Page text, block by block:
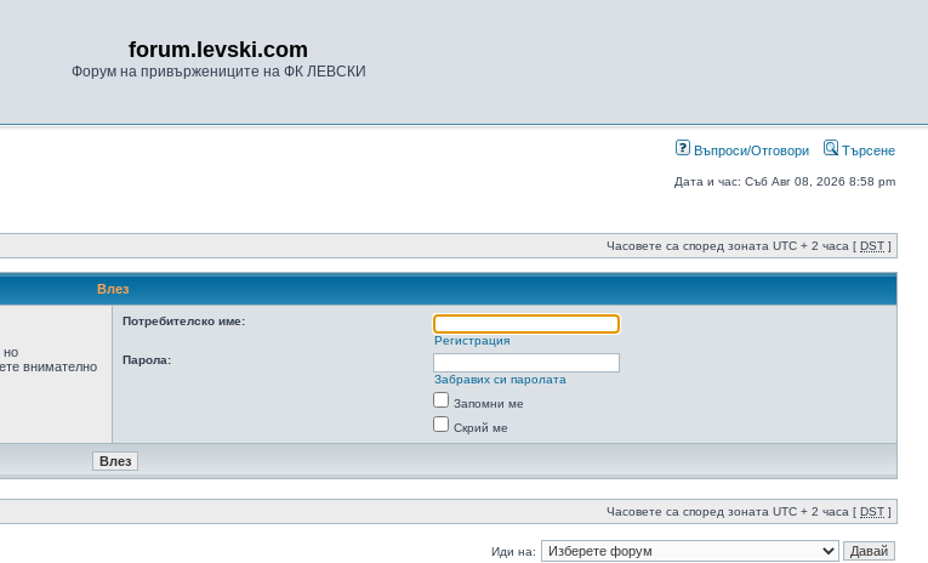
forum.levski.com
Форум на привържениците на ФК ЛЕВСКИ
Въпроси/Отговори Търсене
Дата и час: Съб Авг 08, 2026 8:58 pm
Часовете са според зоната UTC + 2 часа [ DST ]
Влез
но
внимателно
Потребителско име:
Регистрация
Парола:
Забравих си паролата
Запомни ме
Скрий ме
Часовете са според зоната UTC + 2 часа [ DST ]
Иди на: